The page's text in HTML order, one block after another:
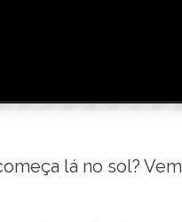
lá no sol? Vem